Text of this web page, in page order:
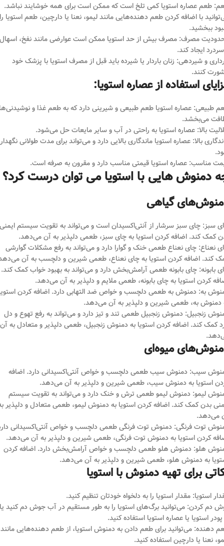
طعم عصاره استویا کمی تلخ است که ممکن است برای همه خوشایند نباشد.
با اضافه کردن طعم دهنده‌هایی مانند لیمو، نعنا یا دارچین، طعم استویا
ببخشید.
مصرف: مصرف بیش از حد استویا ممکن است عوارضی مانند نفخ، اسهال
ایجاد کند.
و شیردهی: زنان باردار یا شیرده باید قبل از مصرف استویا با پزشک خود
کنند.
استفاده از عصاره استویا:
طبیعی: عصاره استویا طعم طبیعی و شیرینی دارد که به طعم غذا و
می‌بخشد.
بالا: عصاره استویا به راحتی در آب و سایر مایعات حل می‌شود.
بالا: عصاره استویا ماندگاری بالایی دارد و می‌تواند برای مدت طولانی
مناسب: عصاره استویا قیمتی مناسب دارد و مقرون به صرفه است.
دمنوش هایی با استویا می توان درست کرد؟
گیاهی
سبز: چای سبز سرشار از آنتی‌اکسیدان است و می‌تواند به تقویت سیستم ایمنی
کمک کند. اضافه کردن استویا به چای سبز، طعمی دلپذیر به آن می‌دهد.
نعناع: چای نعناع طعمی خنک و گوارا دارد و می‌تواند به رفع مشکلات گوارشی
کند. اضافه کردن استویا به چای نعناع، طعمی شیرین و دلچسب به آن
بابونه: چای بابونه طعمی آرامش‌بخش دارد و می‌تواند به بهبود خواب کمک کند.
کردن استویا به چای بابونه، طعمی ملایم و دلپذیر به آن می‌دهد.
به: دمنوش به طعمی دلچسب و خواص ضد التهابی دارد. اضافه کردن
دمنوش به، طعمی شیرین و دلپذیر به آن می‌دهد.
زنجبیل: دمنوش زنجبیل طعمی تند و تیز دارد و می‌تواند به رفع تهوع و دل
کمک کند. اضافه کردن استویا به دمنوش زنجبیل، طعمی دلپذیر و متعادل به آن
میوه‌ای
سیب: دمنوش سیب طعمی دلچسب و خواص آنتی‌اکسیدانی دارد. اضافه
استویا به دمنوش سیب، طعمی شیرین و دلپذیر به آن می‌دهد.
لیمو: دمنوش لیمو طعمی ترش و خنک دارد و می‌تواند به تقویت سیستم
بدن کمک کند. اضافه کردن استویا به دمنوش لیمو، طعمی متعادل و دلپذیر
می‌دهد.
توت فرنگی: دمنوش توت فرنگی طعمی دلچسب و خواص آنتی‌اکسیدانی
کردن استویا به دمنوش توت فرنگی، طعمی شیرین و دلپذیر به آن می‌دهد.
هلو: دمنوش هلو طعمی دلچسب و خواص آرامش‌بخش دارد. اضافه کردن
به دمنوش هلو، طعمی شیرین و دلپذیر به آن می‌دهد.
برای تهیه دمنوش با استویا
استویا: مقدار استویا را به دلخواه خودتان تنظیم کنید.
دم کردن: می‌توانید برگ‌های استویا را به طور مستقیم در آب جوش دم کنید یا
پودر استویا یا عصاره استویا استفاده کنید.
دهنده: می‌توانید برای طعم دادن به دمنوش استویا، از طعم دهنده‌هایی مانند
نعنا یا دارچین استفاده کنید.